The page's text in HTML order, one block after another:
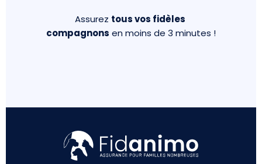
Assurez tous vos fidèles
compagnons en moins de 3 minutes !